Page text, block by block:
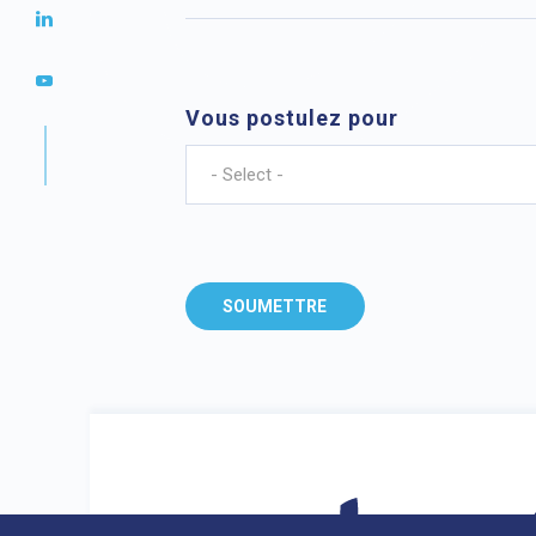
Vous postulez pour
- Select -
SOUMETTRE